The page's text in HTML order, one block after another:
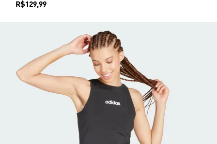
Preço
R$129,99